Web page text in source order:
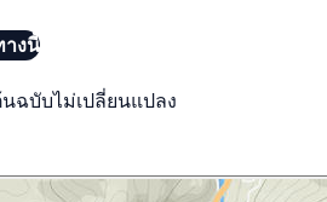
างนี้
ฉบับไม่เปลี่ยนแปลง